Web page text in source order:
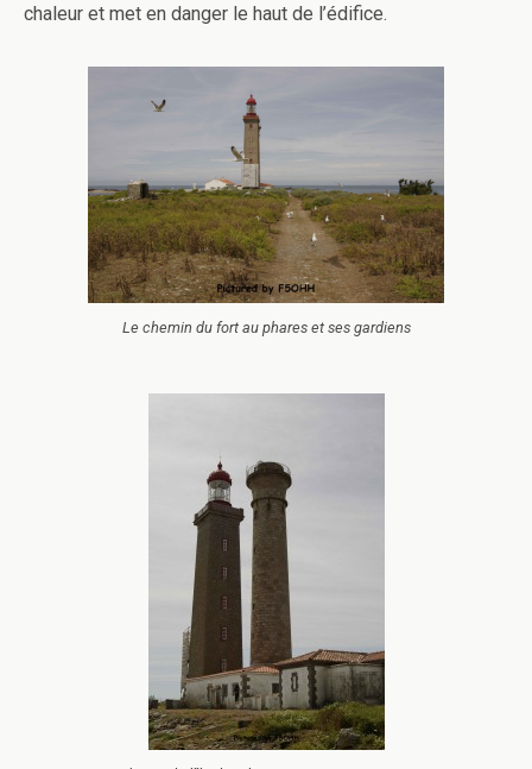
chaleur et met en danger le haut de l’édifice.
Le chemin du fort au phares et ses gardiens